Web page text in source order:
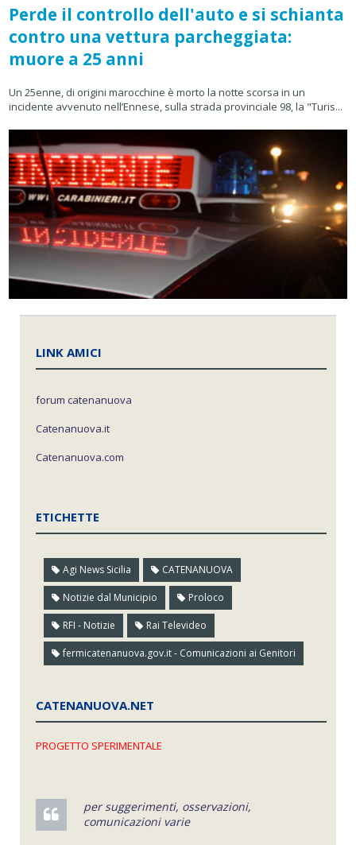
Perde il controllo dell'auto e si schianta
contro una vettura parcheggiata:
muore a 25 anni
Un 25enne, di origini marocchine è morto la notte scorsa in un
incidente avvenuto nell’Ennese, sulla strada provinciale 98, la "Turis...
LINK AMICI
forum catenanuova
Catenanuova.it
Catenanuova.com
ETICHETTE
Agi News Sicilia CATENANUOVA
Notizie dal Municipio Proloco
RFI - Notizie Rai Televideo
fermicatenanuova.gov.it - Comunicazioni ai Genitori
CATENANUOVA.NET
PROGETTO SPERIMENTALE
per suggerimenti, osservazioni,
comunicazioni varie